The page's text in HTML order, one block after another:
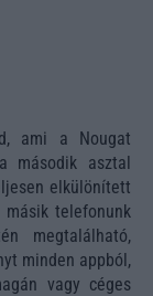
ami a Nougat
második asztal
elkülönített
telefonunk
megtalálható,
minden appból,
vagy céges